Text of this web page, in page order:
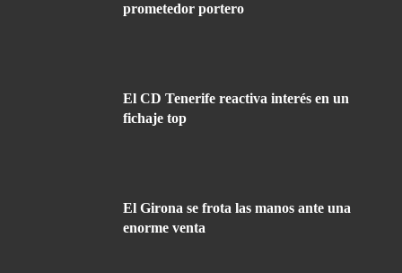
prometedor portero
El CD Tenerife reactiva interés en un
fichaje top
El Girona se frota las manos ante una
enorme venta